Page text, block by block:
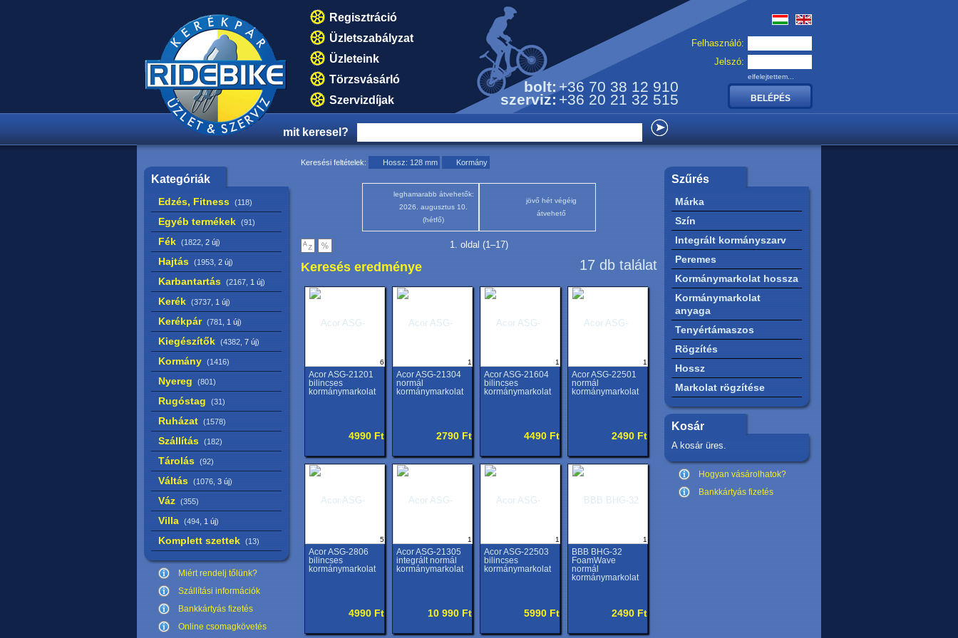
Regisztráció
Üzletszabályzat
Üzleteink
Törzsvásárló
Szervizdíjak
bolt: +36 70 38 12 910
szerviz: +36 20 21 32 515
Felhasználó:
Jelszó:
elfelejtettem...
mit keresel?
Kategóriák
Edzés, Fitness (118)
Egyéb termékek (91)
Fék (1822, 2 új)
Hajtás (1953, 2 új)
Karbantartás (2167, 1 új)
Kerék (3737, 1 új)
Kerékpár (781, 1 új)
Kiegészítők (4382, 7 új)
Kormány (1416)
Nyereg (801)
Rugóstag (31)
Ruházat (1578)
Szállítás (182)
Tárolás (92)
Váltás (1076, 3 új)
Váz (355)
Villa (494, 1 új)
Komplett szettek (13)
Miért rendelj tőlünk?
Szállítási információk
Bankkártyás fizetés
Online csomagkövetés
Keresési feltételek: Hossz: 128 mm Kormány
leghamarabb átvehetők:
2026. augusztus 10.
(hétfő)
jövő hét végéig
átvehető
1. oldal (1–17)
17 db találat
Keresés eredménye
6
Acor ASG-21201
bilincses
kormánymarkolat
4990 Ft
1
Acor ASG-21304
normál
kormánymarkolat
2790 Ft
1
Acor ASG-21604
bilincses
kormánymarkolat
4490 Ft
1
Acor ASG-22501
normál
kormánymarkolat
2490 Ft
5
Acor ASG-2806
bilincses
kormánymarkolat
4990 Ft
1
Acor ASG-21305
integrált normál
kormánymarkolat
10 990 Ft
1
Acor ASG-22503
bilincses
kormánymarkolat
5990 Ft
1
BBB BHG-32
FoamWave
normál
kormánymarkolat
2490 Ft
Szűrés
Márka
Szín
Integrált kormányszarv
Peremes
Kormánymarkolat hossza
Kormánymarkolat
anyaga
Tenyértámaszos
Rögzítés
Hossz
Markolat rögzítése
Kosár
A kosár üres.
Hogyan vásárolhatok?
Bankkártyás fizetés